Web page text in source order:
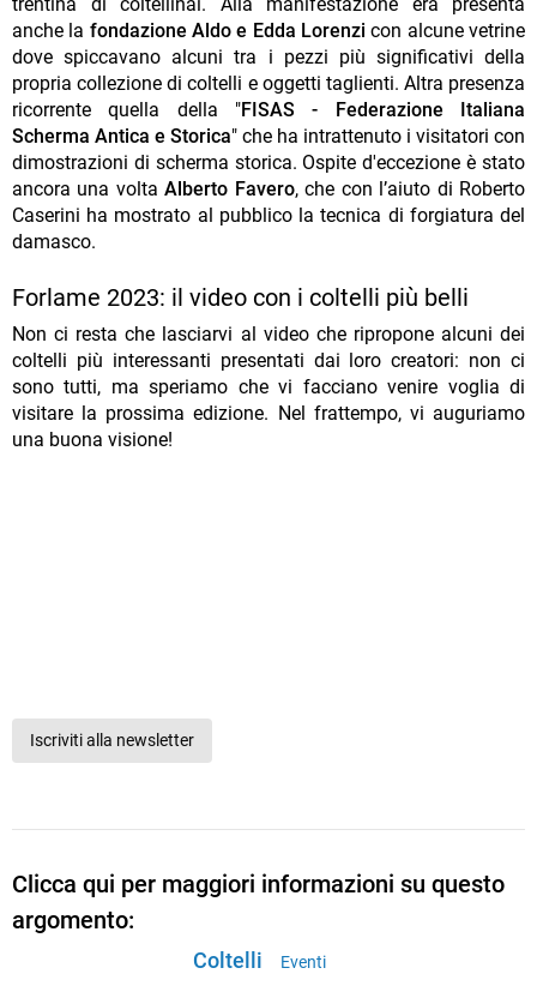
anche la fondazione Aldo e Edda Lorenzi con alcune vetrine
dove spiccavano alcuni tra i pezzi più significativi della
propria collezione di coltelli e oggetti taglienti. Altra presenza
ricorrente quella della "FISAS - Federazione Italiana
Scherma Antica e Storica" che ha intrattenuto i visitatori con
dimostrazioni di scherma storica. Ospite d'eccezione è stato
ancora una voltaAlberto Favero, che con l’aiuto di Roberto
Caserini ha mostrato al pubblico la tecnica di forgiatura del
damasco.
Forlame 2023: il video con i coltelli più belli
Non ci resta che lasciarvi al video che ripropone alcuni dei
coltelli più interessanti presentati dai loro creatori: non ci
sono tutti, ma speriamo che vi facciano venire voglia di
visitare la prossima edizione. Nel frattempo, vi auguriamo
una buona visione!
Iscriviti alla newsletter
Clicca qui per maggiori informazioni su questo
argomento:
Coltelli Eventi